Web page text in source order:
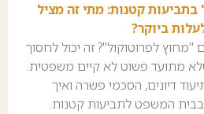
בתביעות קטנות: מתי זה מציל
ביוקר?
"מחוץ לפרוטוקול"? זה יכול לחסוך
מתועד פשוט לא קיים משפטית.
דיונים, הסכמי פשרה ואיך
המשפט לתביעות קטנות.